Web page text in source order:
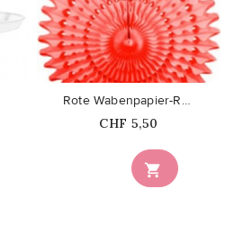
favorite_border

Rote Wabenpapier-Rosette
Price
CHF 5,50